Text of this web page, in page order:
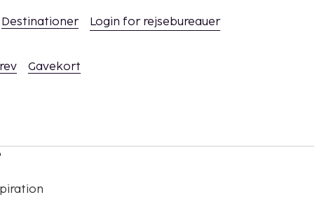
Destinationer Login for rejsebureauer
Gavekort